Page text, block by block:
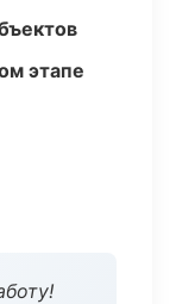
этапе